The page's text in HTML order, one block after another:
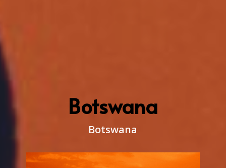
Botswana
Botswana